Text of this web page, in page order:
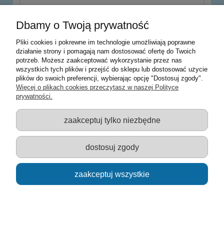
Warunki zakupów
Moje konto
Informacje o sklepie
Sklep z zabawkami Łódź :: Hurownia zabawek :: Zabawki
edukacyjne :: Zestawy artystyczne :: Zabawki :: samochody Welly
:: Zabawkownia :: zabawki dla dzieci :: Lalki :: Klocki :: Artykuły
szkolne ::
Dbamy o Twoją prywatność
Pliki cookies i pokrewne im technologie umożliwiają poprawne
działanie strony i pomagają nam dostosować ofertę do Twoich
potrzeb. Możesz zaakceptować wykorzystanie przez nas
wszystkich tych plików i przejść do sklepu lub dostosować użycie
plików do swoich preferencji, wybierając opcję "Dostosuj zgody".
Więcej o plikach cookies przeczytasz w naszej Polityce
prywatności.
zaakceptuj tylko niezbędne
dostosuj zgody
zaakceptuj wszystkie